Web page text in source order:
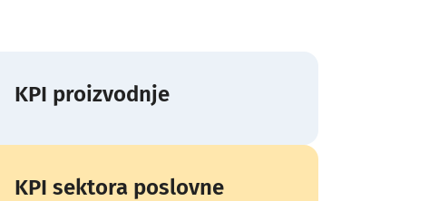
KPI proizvodnje
KPI sektora poslovne